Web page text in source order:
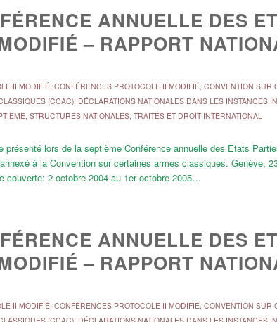
ANNUELLE DES
– RAPPORT
II MODIFIÉ, CONFÉRENCES PROTOCOLE II MODIFIÉ, CONVENTION SUR
(CCAC), DÉCLARATIONS NATIONALES DANS LES INSTANCES
, STRUCTURES NATIONALES, TRAITÉS ET DROIT INTERNATIONAL
présenté lors de la septième Conférence annuelle des Etats
à la Convention sur certaines armes classiques. Genève,
couverte: 2 octobre 2004 au 1er octobre 2005…
ANNUELLE DES
– RAPPORT
II MODIFIÉ, CONFÉRENCES PROTOCOLE II MODIFIÉ, CONVENTION SUR